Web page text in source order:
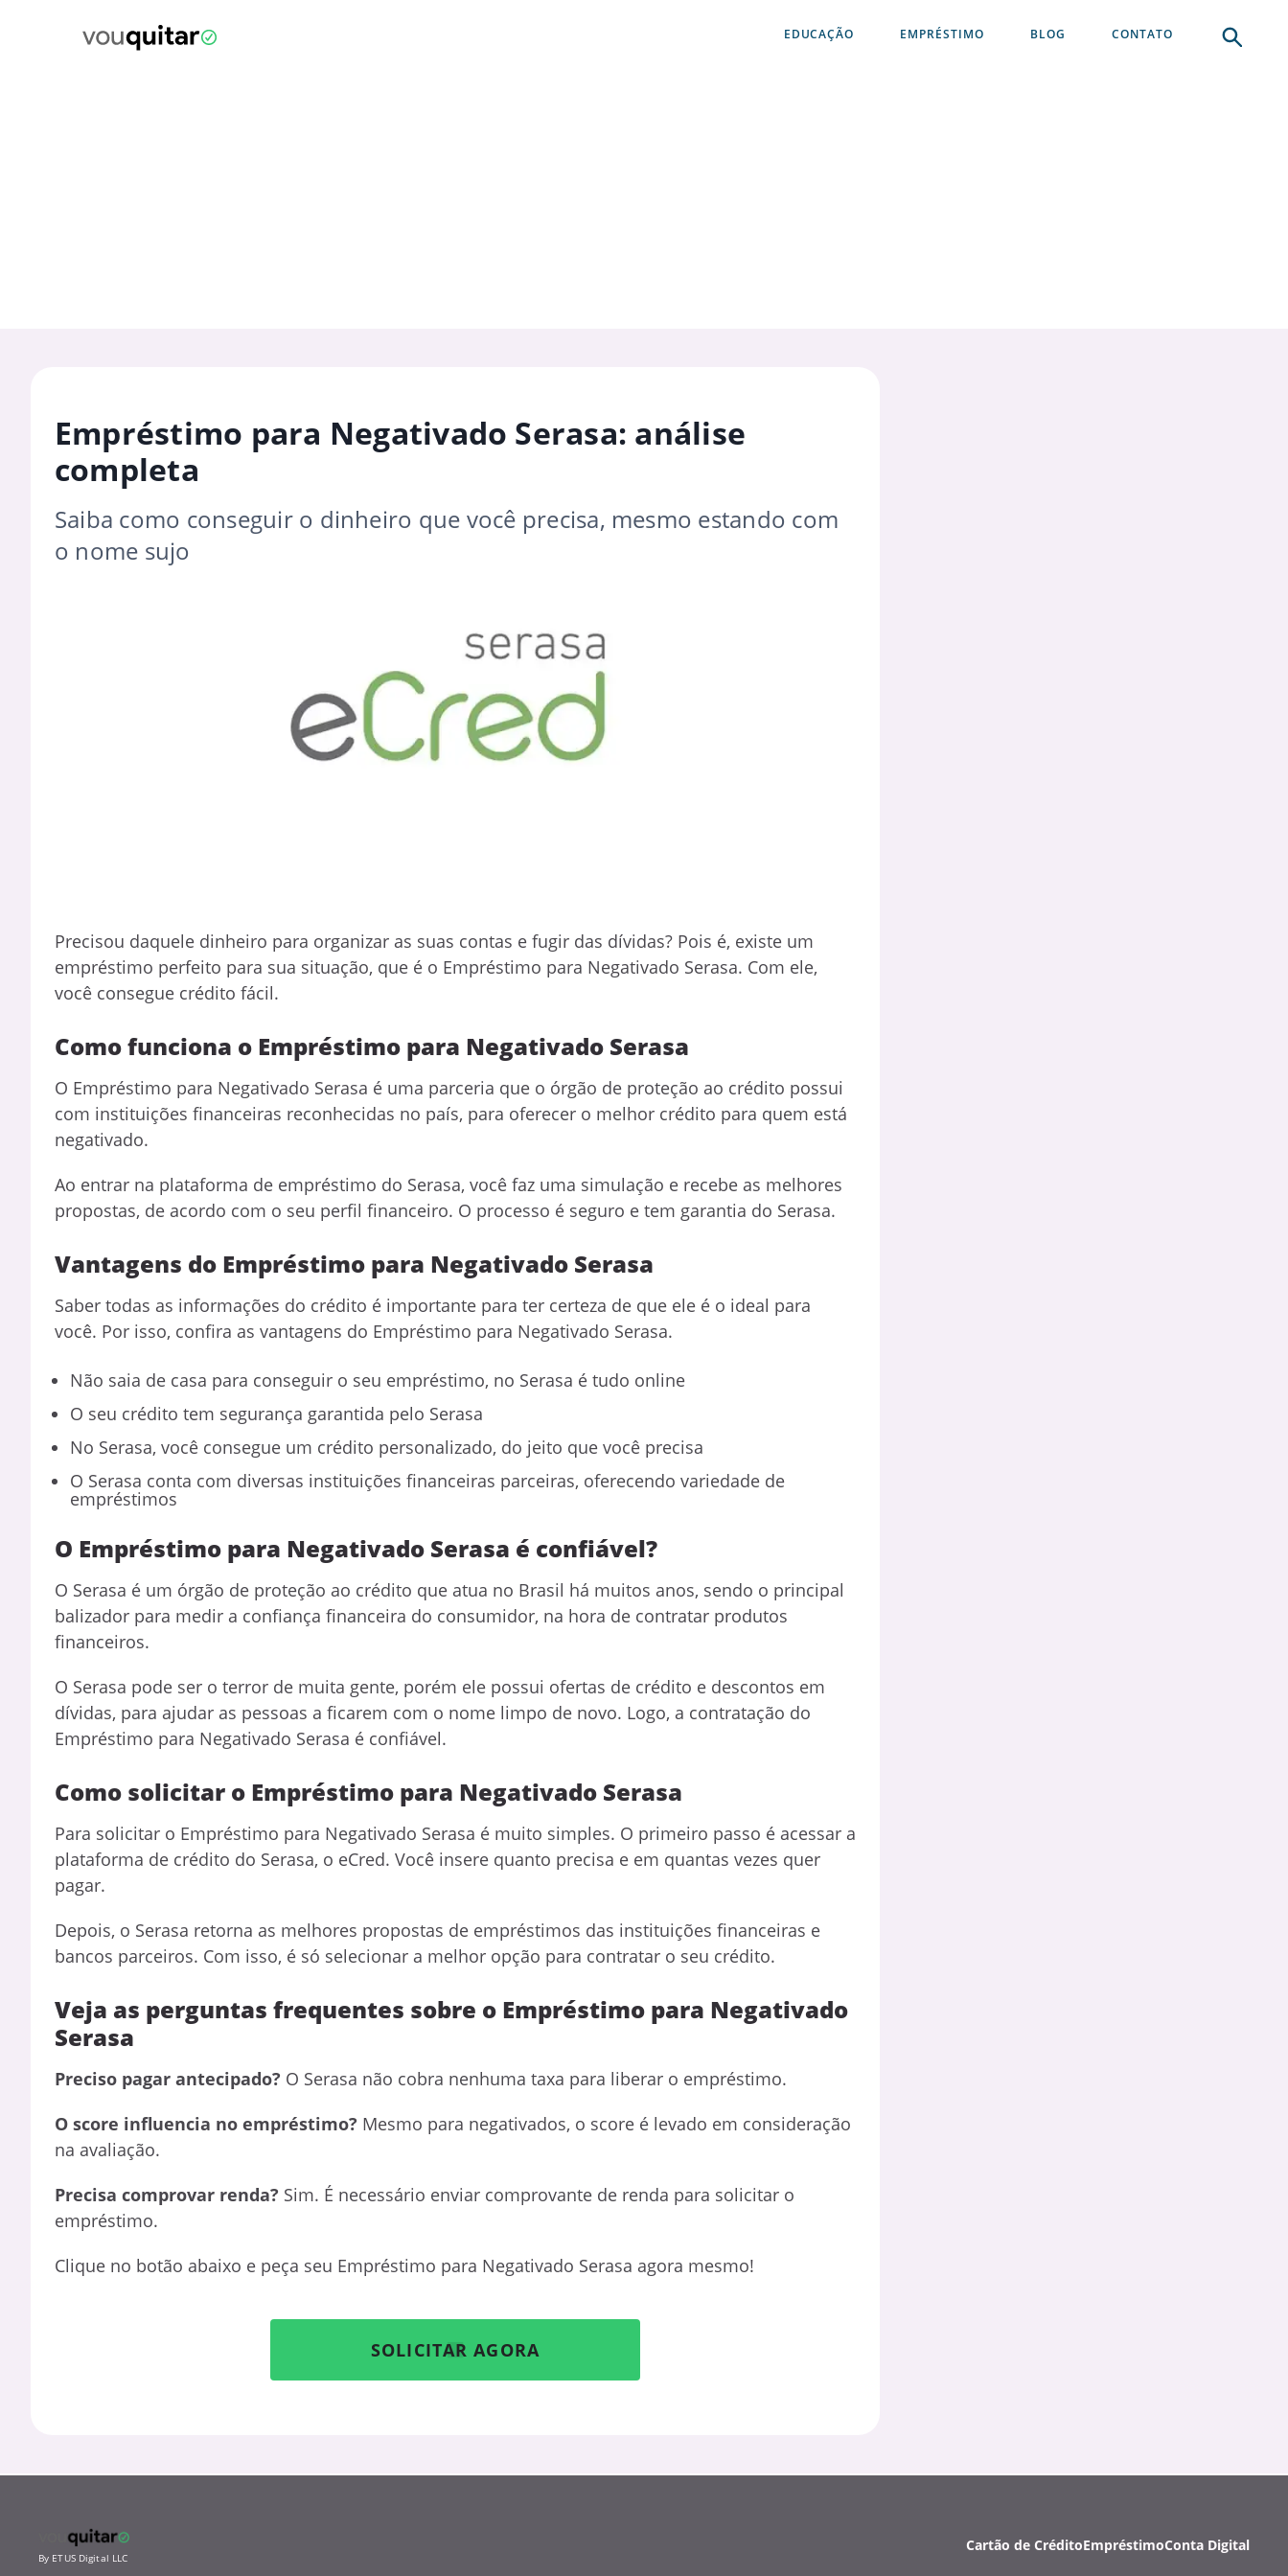
EDUCAÇÃO EMPRÉSTIMO BLOG CONTATO
Empréstimo para Negativado Serasa: análise
completa
Saiba como conseguir o dinheiro que você precisa, mesmo estando com
o nome sujo
Precisou daquele dinheiro para organizar as suas contas e fugir das dívidas? Pois é, existe um
empréstimo perfeito para sua situação, que é o Empréstimo para Negativado Serasa. Com ele,
você consegue crédito fácil.
Como funciona o Empréstimo para Negativado Serasa
O Empréstimo para Negativado Serasa é uma parceria que o órgão de proteção ao crédito possui
com instituições financeiras reconhecidas no país, para oferecer o melhor crédito para quem está
negativado.
Ao entrar na plataforma de empréstimo do Serasa, você faz uma simulação e recebe as melhores
propostas, de acordo com o seu perfil financeiro. O processo é seguro e tem garantia do Serasa.
Vantagens do Empréstimo para Negativado Serasa
Saber todas as informações do crédito é importante para ter certeza de que ele é o ideal para
você. Por isso, confira as vantagens do Empréstimo para Negativado Serasa.
Não saia de casa para conseguir o seu empréstimo, no Serasa é tudo online
O seu crédito tem segurança garantida pelo Serasa
No Serasa, você consegue um crédito personalizado, do jeito que você precisa
O Serasa conta com diversas instituições financeiras parceiras, oferecendo variedade de
empréstimos
O Empréstimo para Negativado Serasa é confiável?
O Serasa é um órgão de proteção ao crédito que atua no Brasil há muitos anos, sendo o principal
balizador para medir a confiança financeira do consumidor, na hora de contratar produtos
financeiros.
O Serasa pode ser o terror de muita gente, porém ele possui ofertas de crédito e descontos em
dívidas, para ajudar as pessoas a ficarem com o nome limpo de novo. Logo, a contratação do
Empréstimo para Negativado Serasa é confiável.
Como solicitar o Empréstimo para Negativado Serasa
Para solicitar o Empréstimo para Negativado Serasa é muito simples. O primeiro passo é acessar a
plataforma de crédito do Serasa, o eCred. Você insere quanto precisa e em quantas vezes quer
pagar.
Depois, o Serasa retorna as melhores propostas de empréstimos das instituições financeiras e
bancos parceiros. Com isso, é só selecionar a melhor opção para contratar o seu crédito.
Veja as perguntas frequentes sobre o Empréstimo para Negativado
Serasa
Preciso pagar antecipado? O Serasa não cobra nenhuma taxa para liberar o empréstimo.
O score influencia no empréstimo? Mesmo para negativados, o score é levado em consideração
na avaliação.
Precisa comprovar renda? Sim. É necessário enviar comprovante de renda para solicitar o
empréstimo.
Clique no botão abaixo e peça seu Empréstimo para Negativado Serasa agora mesmo!
SOLICITAR AGORA
By ETUS Digital LLC
Cartão de CréditoEmpréstimoConta Digital